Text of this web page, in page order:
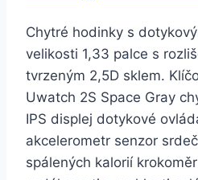
Chytré hodinky s
velikosti 1,33 palce s
tvrzeným 2,5D sklem.
Uwatch 2S Space Gray
IPS displej dotykové
akcelerometr senzor
spálených kalorií